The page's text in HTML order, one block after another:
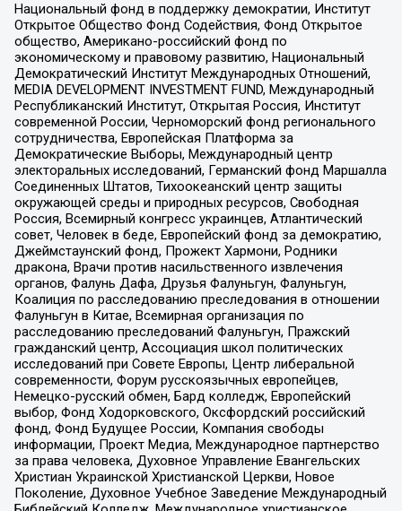
Национальный фонд в поддержку демократии, Институт
Открытое Общество Фонд Содействия, Фонд Открытое
общество, Американо-российский фонд по
экономическому и правовому развитию, Национальный
Демократический Институт Международных Отношений,
MEDIA DEVELOPMENT INVESTMENT FUND, Международный
Республиканский Институт, Открытая Россия, Институт
современной России, Черноморский фонд регионального
сотрудничества, Европейская Платформа за
Демократические Выборы, Международный центр
электоральных исследований, Германский фонд Маршалла
Соединенных Штатов, Тихоокеанский центр защиты
окружающей среды и природных ресурсов, Свободная
Россия, Всемирный конгресс украинцев, Атлантический
совет, Человек в беде, Европейский фонд за демократию,
Джеймстаунский фонд, Прожект Хармони, Родники
дракона, Врачи против насильственного извлечения
органов, Фалунь Дафа, Друзья Фалуньгун, Фалуньгун,
Коалиция по расследованию преследования в отношении
Фалуньгун в Китае, Всемирная организация по
расследованию преследований Фалуньгун, Пражский
гражданский центр, Ассоциация школ политических
исследований при Совете Европы, Центр либеральной
современности, Форум русскоязычных европейцев,
Немецко-русский обмен, Бард колледж, Европейский
выбор, Фонд Ходорковского, Оксфордский российский
фонд, Фонд Будущее России, Компания свободы
информации, Проект Медиа, Международное партнерство
за права человека, Духовное Управление Евангельских
Христиан Украинской Христианской Церкви, Новое
Поколение, Духовное Учебное Заведение Международный